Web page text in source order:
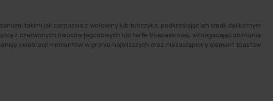
takimi jak carpaccio z wołowiny lub tuńczyka, podkreślając ich smak delikatnym
z czerwonych owoców jagodowych lub tarte truskawkową, wzbogacając doznania
celebracji momentów w gronie najbliższych oraz niezastąpiony element toastów